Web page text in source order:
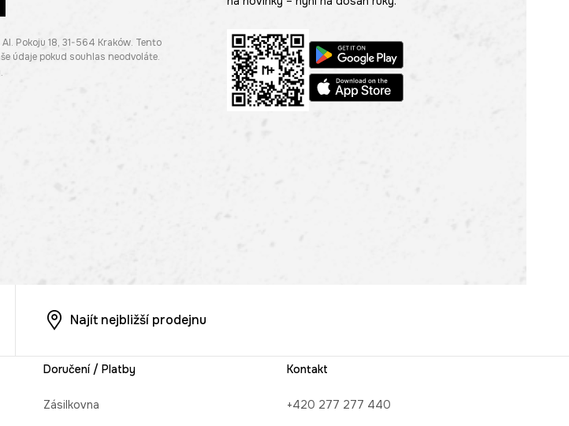
Pokoju 18, 31-564 Kraków. Tento
údaje pokud souhlas neodvoláte.
Najít nejbližší prodejnu
Doručení / Platby
Zásilkovna
Kontakt
+420 277 277 440